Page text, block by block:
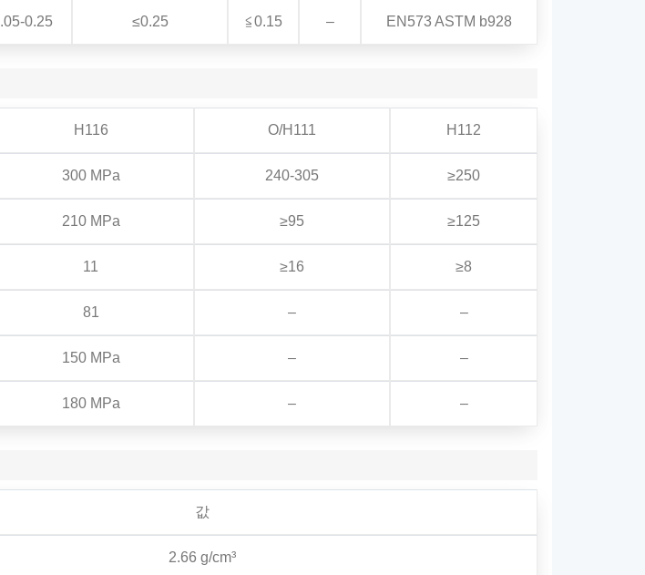
0.25 ≤0.25 ≦0.15 – EN573 ASTM b928
H116 O/H111 H112
300 MPa 240-305 ≥250
210 MPa ≥95 ≥125
11 ≥16 ≥8
81 – –
150 MPa – –
180 MPa – –
값
2.66 g/cm³